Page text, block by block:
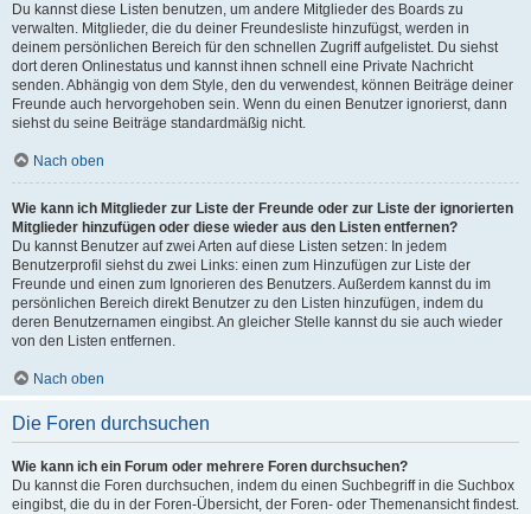
Du kannst diese Listen benutzen, um andere Mitglieder des Boards zu
verwalten. Mitglieder, die du deiner Freundesliste hinzufügst, werden in
deinem persönlichen Bereich für den schnellen Zugriff aufgelistet. Du siehst
dort deren Onlinestatus und kannst ihnen schnell eine Private Nachricht
senden. Abhängig von dem Style, den du verwendest, können Beiträge deiner
Freunde auch hervorgehoben sein. Wenn du einen Benutzer ignorierst, dann
siehst du seine Beiträge standardmäßig nicht.
Nach oben
Wie kann ich Mitglieder zur Liste der Freunde oder zur Liste der ignorierten
Mitglieder hinzufügen oder diese wieder aus den Listen entfernen?
Du kannst Benutzer auf zwei Arten auf diese Listen setzen: In jedem
Benutzerprofil siehst du zwei Links: einen zum Hinzufügen zur Liste der
Freunde und einen zum Ignorieren des Benutzers. Außerdem kannst du im
persönlichen Bereich direkt Benutzer zu den Listen hinzufügen, indem du
deren Benutzernamen eingibst. An gleicher Stelle kannst du sie auch wieder
von den Listen entfernen.
Nach oben
Die Foren durchsuchen
Wie kann ich ein Forum oder mehrere Foren durchsuchen?
Du kannst die Foren durchsuchen, indem du einen Suchbegriff in die Suchbox
eingibst, die du in der Foren-Übersicht, der Foren- oder Themenansicht findest.